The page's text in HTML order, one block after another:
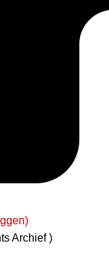
Archief )